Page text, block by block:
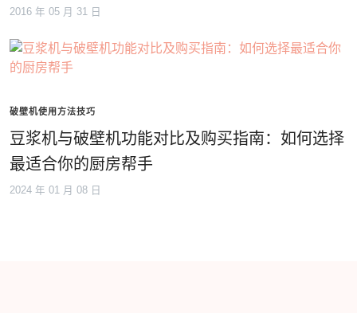
2016 年 05 月 31 日
破壁机使用方法技巧
豆浆机与破壁机功能对比及购买指南：如何选择
最适合你的厨房帮手
2024 年 01 月 08 日